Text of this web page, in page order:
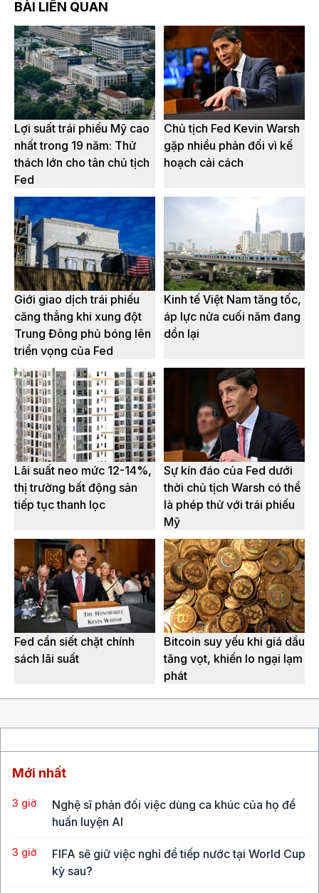
BÀI LIÊN QUAN
Lợi suất trái phiếu Mỹ cao
nhất trong 19 năm: Thử
thách lớn cho tân chủ tịch
Fed
Chủ tịch Fed Kevin Warsh
gặp nhiều phản đối vì kế
hoạch cải cách
Giới giao dịch trái phiếu
căng thẳng khi xung đột
Trung Đông phủ bóng lên
triển vọng của Fed
Kinh tế Việt Nam tăng tốc,
áp lực nửa cuối năm đang
dồn lại
Lãi suất neo mức 12-14%,
thị trường bất động sản
tiếp tục thanh lọc
Sự kín đáo của Fed dưới
thời chủ tịch Warsh có thể
là phép thử với trái phiếu
Mỹ
Fed cần siết chặt chính
sách lãi suất
Bitcoin suy yếu khi giá dầu
tăng vọt, khiến lo ngại lạm
phát
Mới nhất
3 giờ
Nghệ sĩ phản đối việc dùng ca khúc của họ để
huấn luyện AI
3 giờ
FIFA sẽ giữ việc nghỉ để tiếp nước tại World Cup
kỳ sau?